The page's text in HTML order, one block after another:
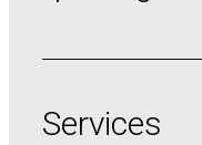
Services